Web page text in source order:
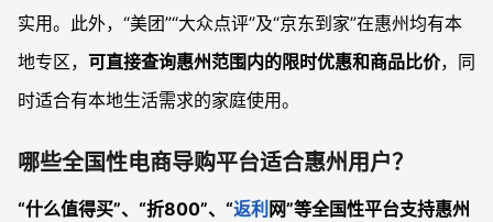
实用。此外，“美团”“大众点评”及“京东到家”在惠州均有本
地专区， 可直接查询惠州范围内的限时优惠和商品比价，同
时适合有本地生活需求的家庭使用。
哪些全国性电商导购平台适合惠州用户？
“什么值得买”、“折800”、“返利 网”等全国性平台支持惠州